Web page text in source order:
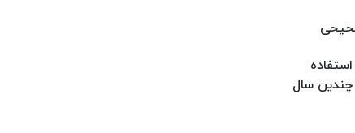
10+ سال است و در طی این چندین سال